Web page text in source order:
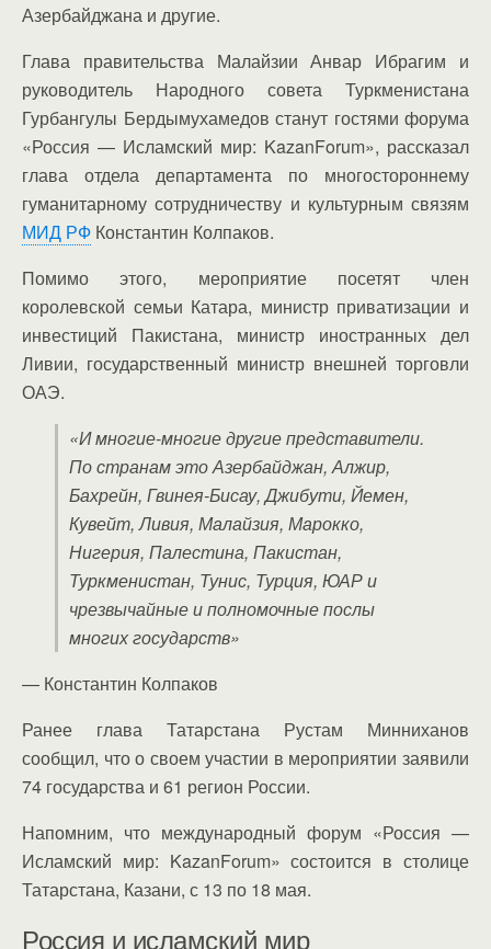
Азербайджана и другие.
Глава правительства Малайзии Анвар Ибрагим и
руководитель Народного совета Туркменистана
Гурбангулы Бердымухамедов станут гостями форума
«Россия — Исламский мир: KazanForum», рассказал
глава отдела департамента по многостороннему
гуманитарному сотрудничеству и культурным связям
МИД РФ Константин Колпаков.
Помимо этого, мероприятие посетят член
королевской семьи Катара, министр приватизации и
инвестиций Пакистана, министр иностранных дел
Ливии, государственный министр внешней торговли
ОАЭ.
«И многие-многие другие представители.
По странам это Азербайджан, Алжир,
Бахрейн, Гвинея-Бисау, Джибути, Йемен,
Кувейт, Ливия, Малайзия, Марокко,
Нигерия, Палестина, Пакистан,
Туркменистан, Тунис, Турция, ЮАР и
чрезвычайные и полномочные послы
многих государств»
— Константин Колпаков
Ранее глава Татарстана Рустам Минниханов
сообщил, что о своем участии в мероприятии заявили
74 государства и 61 регион России.
Напомним, что международный форум «Россия —
Исламский мир: KazanForum» состоится в столице
Татарстана, Казани, с 13 по 18 мая.
Россия и исламский мир